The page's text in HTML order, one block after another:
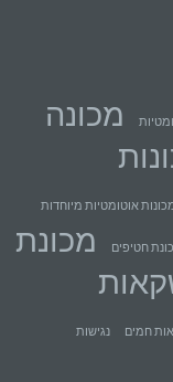
מכונה
אוטומטיות מיוחדות
חטיפים
מכונת
חמים נגישות